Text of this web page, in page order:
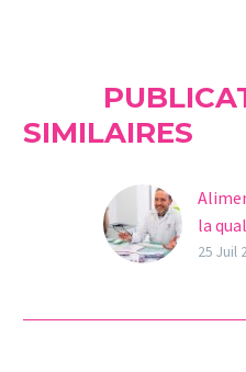
SIMILAIRES
la
Le
25 Juil